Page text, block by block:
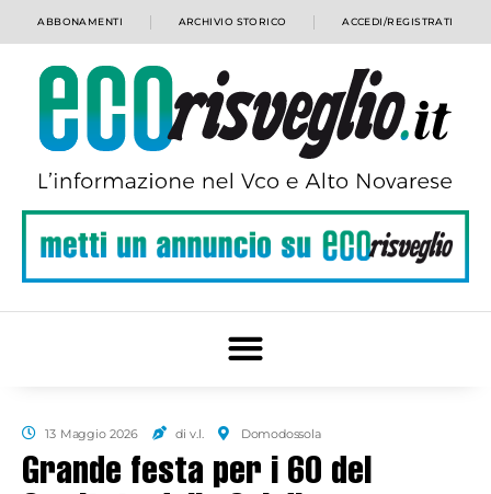
ABBONAMENTI ARCHIVIO STORICO ACCEDI/REGISTRATI
13 Maggio 2026 di v.l. Domodossola
Grande festa per i 60 del